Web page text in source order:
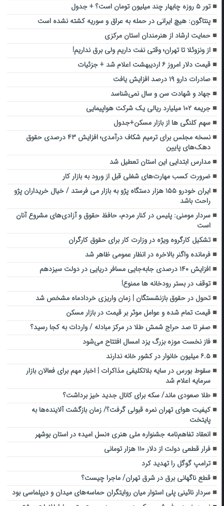
تور ۵ روزه چابهار چند میلیون تومان است؟ + جدول
پنتاگون: هیچ ایرانی در حمله به عراق و سوریه کشته نشده است
حمایت ارشاد از هنرمندان ‌استان مرکزی
از ونزوئلا تا تهران؛ وقتی نفت داریم ولی برق نداریم!
قیمت دلار امروز ۶ اردیبهشت اعلام شد + جزئیات
صادرات دارو ۱۹ درصد افزایش یافت
جهاد و شهادت سن و سال نمی‌شناسد
جریمه ۱۰۲ میلیارد ریالی یک شرکت هواپیمایی
سهم کلنگی ها از بازار مسکن+جدول
نسخه مجلس برای ترمیم شکاف درآمدی؛ افزایش ۴۳ درصدی حقوق
دهک‌های پایین
مدارس ابتدایی این استان تعطیل شد
ضرورت کسب مهارت‌های شغلی قبل از ورود به بازار کار
ایران خودرو ۱۵۵ هزار دستگاه پژو به بازار می فرستد / خیال خریداران پژو
راحت باشد
سردار مومنی: پلیس در کنار مردم، حافظ حقوق و آزادی‌های مشروع آنان
است
تشکیل کارگروه ویژه در وزارت کار برای حقوق کارگران
فرمانده واگنر بالاخره در انظار عمومی ظاهر شد
افزایش ۱۴۰ درصدی جابه‌جایی مسافر دریایی در دولت سیزدهم
توقف در بستر رودخانه ها ممنوع!
تحول در حقوق بازنشستگان | زمان واریزی خردادماه مشخص شد
قیمت تمام شده و عوامل موثر بر قیمت در بازار مسکن
صفر تا صد حراج شمش طلا در مرکز مبادله / واردات به کجا رسید؟
فاز نخست موزه بزرگ یزد امسال افتتاح می‌شود
۶.۵ میلیون خانوار در کشور خانه ندارند
سقوط بورس در سایه بلاتکلیفی مذاکرات | اخبار مهم برای فعالان بازار
سرمایه اعلام شد
طلا صعودی ماند/ سکه برای کانال جدید خیز برداشت؟
کیفیت هوای تهران نمره قبولی گرفت؟/ زمان بازگشت آلاینده‌ها به
پایتخت
انعقاد تفاهم‌نامه جشنواره ملی هنری «نسل امید» در استان بوشهر
فرار قطعی دولت از دلار ۱۱۰ هزار تومانی
ترامپ گوگل را تهدید کرد
قطع ناگهانی برق در شرق تهران/ ماجرا چیست؟
سردار نائینی پلی استوار میان روایتگران حماسه‌های میدان و دیپلماسی بود